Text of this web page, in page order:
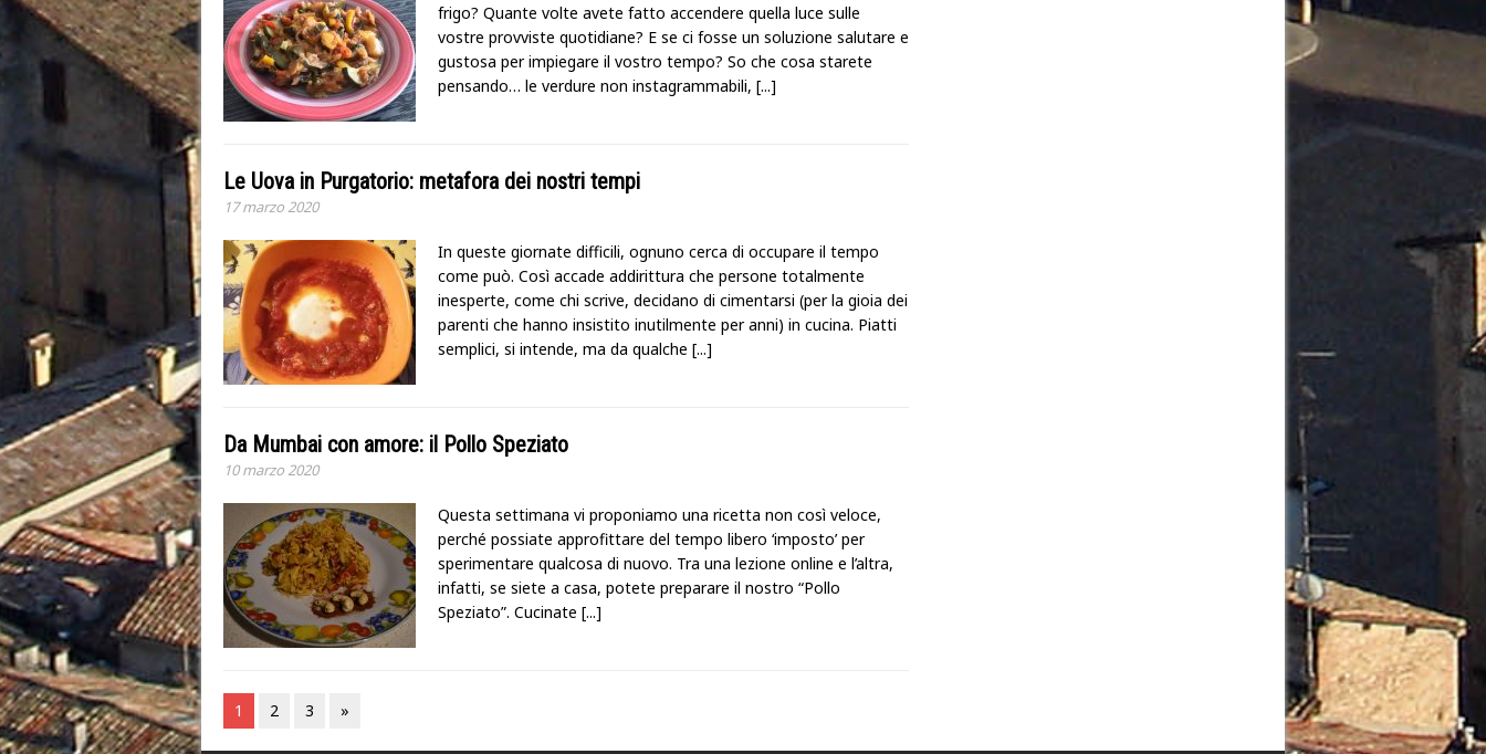
frigo? Quante volte avete fatto accendere quella luce sulle
vostre provviste quotidiane? E se ci fosse un soluzione salutare e
gustosa per impiegare il vostro tempo? So che cosa starete
pensando… le verdure non instagrammabili, [...]
Le Uova in Purgatorio: metafora dei nostri tempi
17 marzo 2020
In queste giornate difficili, ognuno cerca di occupare il tempo
come può. Così accade addirittura che persone totalmente
inesperte, come chi scrive, decidano di cimentarsi (per la gioia dei
parenti che hanno insistito inutilmente per anni) in cucina. Piatti
semplici, si intende, ma da qualche [...]
Da Mumbai con amore: il Pollo Speziato
10 marzo 2020
Questa settimana vi proponiamo una ricetta non così veloce,
perché possiate approfittare del tempo libero ‘imposto’ per
sperimentare qualcosa di nuovo. Tra una lezione online e l’altra,
infatti, se siete a casa, potete preparare il nostro “Pollo
Speziato”. Cucinate [...]
1 2 3 »